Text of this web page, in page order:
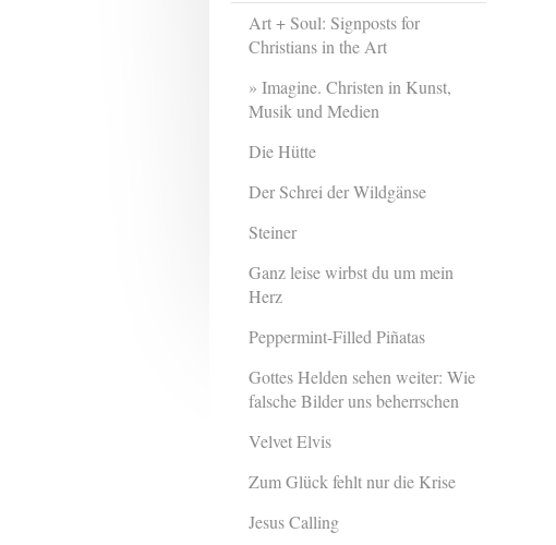
Art + Soul: Signposts for
Christians in the Art
Imagine. Christen in Kunst,
Musik und Medien
Die Hütte
Der Schrei der Wildgänse
Steiner
Ganz leise wirbst du um mein
Herz
Peppermint-Filled Piñatas
Gottes Helden sehen weiter: Wie
falsche Bilder uns beherrschen
Velvet Elvis
Zum Glück fehlt nur die Krise
Jesus Calling